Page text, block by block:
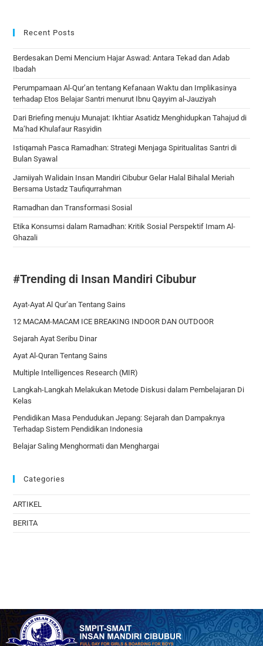
Recent Posts
Berdesakan Demi Mencium Hajar Aswad: Antara Tekad dan Adab
Ibadah
Perumpamaan Al-Qur’an tentang Kefanaan Waktu dan Implikasinya
terhadap Etos Belajar Santri menurut Ibnu Qayyim al-Jauziyah
Dari Briefing menuju Munajat: Ikhtiar Asatidz Menghidupkan Tahajud di
Ma’had Khulafaur Rasyidin
Istiqamah Pasca Ramadhan: Strategi Menjaga Spiritualitas Santri di
Bulan Syawal
Jamiiyah Walidain Insan Mandiri Cibubur Gelar Halal Bihalal Meriah
Bersama Ustadz Taufiqurrahman
Ramadhan dan Transformasi Sosial
Etika Konsumsi dalam Ramadhan: Kritik Sosial Perspektif Imam Al-
Ghazali
#Trending di Insan Mandiri Cibubur
Ayat-Ayat Al Qur’an Tentang Sains
12 MACAM-MACAM ICE BREAKING INDOOR DAN OUTDOOR
Sejarah Ayat Seribu Dinar
Ayat Al-Quran Tentang Sains
Multiple Intelligences Research (MIR)
Langkah-Langkah Melakukan Metode Diskusi dalam Pembelajaran Di
Kelas
Pendidikan Masa Pendudukan Jepang: Sejarah dan Dampaknya
Terhadap Sistem Pendidikan Indonesia
Belajar Saling Menghormati dan Menghargai
Categories
ARTIKEL
BERITA